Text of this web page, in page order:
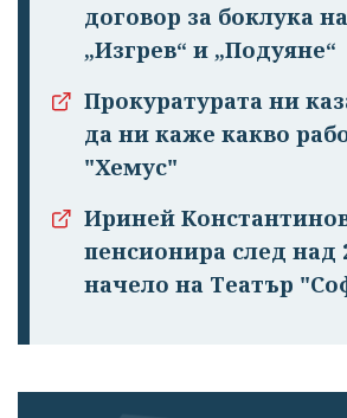
договор за боклука
„Изгрев“ и „Подуяне“
Прокуратурата ни
да ни каже какво
"Хемус"
Ириней
пенсионира след над
начело на Театър